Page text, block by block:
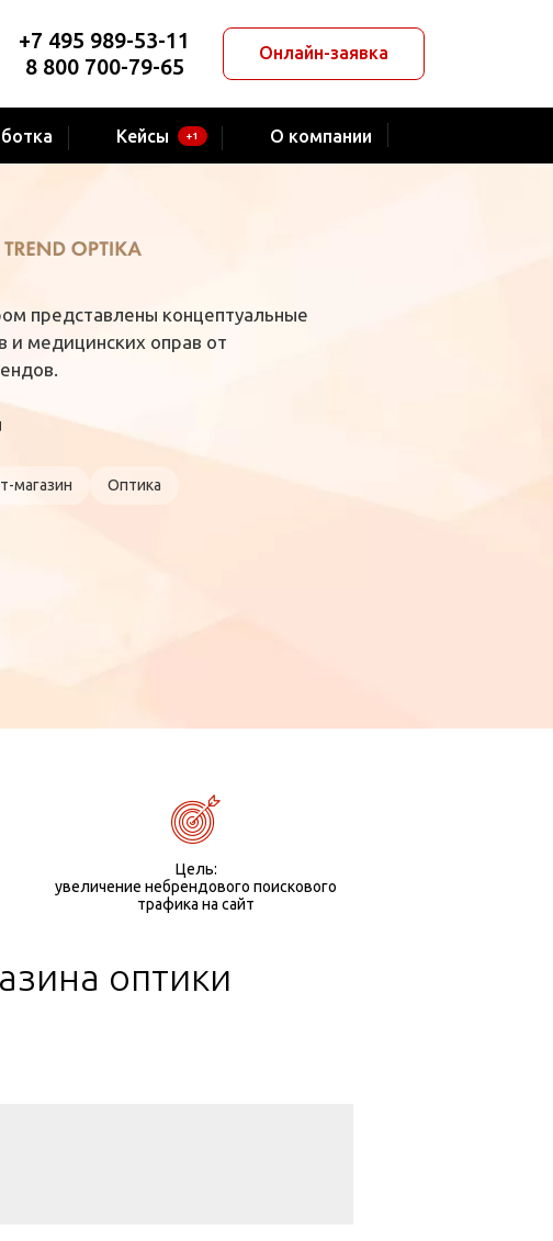
+7 495 989-53-11
8 800 700-79-65
Онлайн-заявка
Кейсы +1 О компании
представлены концептуальные
и медицинских оправ от
магазин Оптика
Цель:
увеличение небрендового поискового
трафика на сайт
оптики